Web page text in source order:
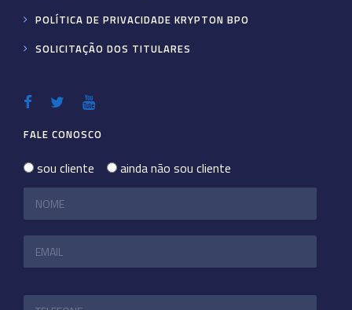
POLÍTICA DE PRIVACIDADE KRYPTON BPO
SOLICITAÇÃO DOS TITULARES
FALE CONOSCO
sou cliente ainda não sou cliente